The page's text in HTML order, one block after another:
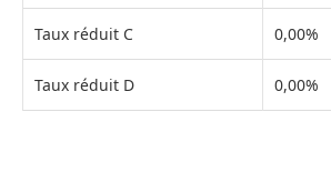
Taux réduit C 0,00%
Taux réduit D 0,00%